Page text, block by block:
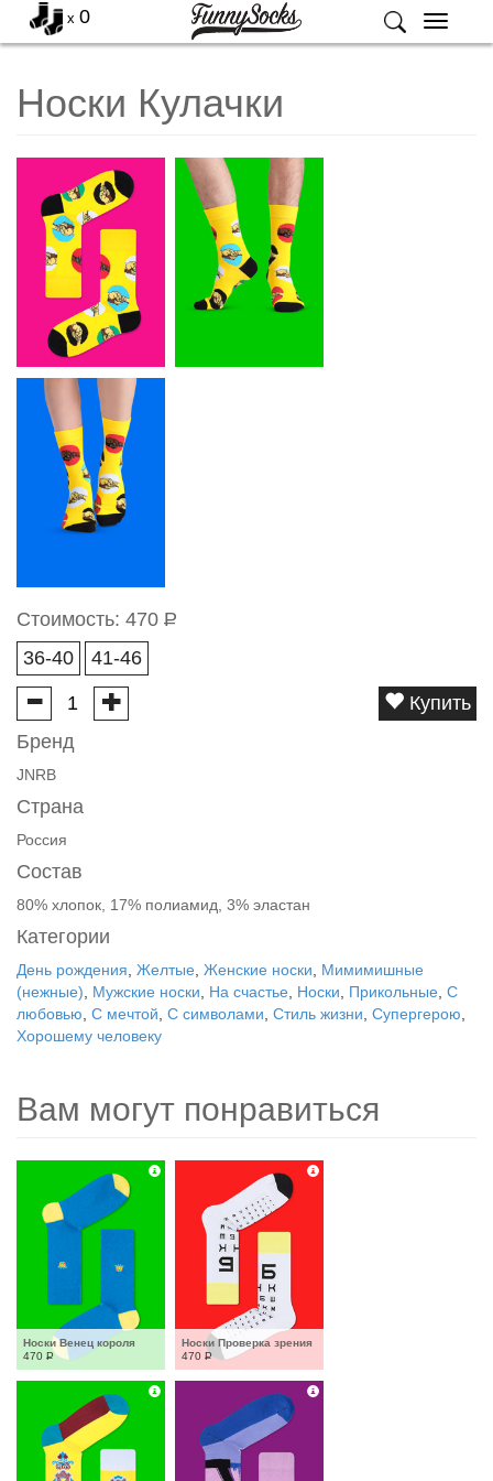
Меню
x 0
Носки Кулачки
Стоимость: 470 Р
36-40
41-46
Купить
Бренд
JNRB
Страна
Россия
Состав
80% хлопок, 17% полиамид, 3% эластан
Категории
День рождения Желтые Женские носки
Мимимишные
(нежные)
Мужские носки На счастье Носки Прикольные С
любовью С мечтой С символами Стиль жизни Супергерою
Хорошему человеку
Вам могут понравиться
Носки Венец короля
470 Р
Носки Проверка зрения
470 Р